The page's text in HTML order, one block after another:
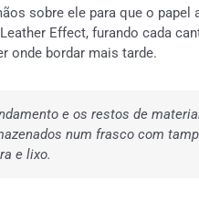
sobre ele para que o papel
Effect, furando cada
onde bordar mais tarde.
e os restos de
num frasco com
e lixo.